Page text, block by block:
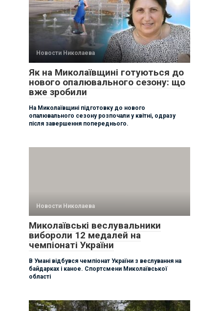
Новости Николаева
Як на Миколаївщині готуються до
нового опалювального сезону: що
вже зробили
На Миколаївщині підготовку до нового
опалювального сезону розпочали у квітні, одразу
після завершення попереднього.
Новости Николаева
Миколаївські веслувальники
вибороли 12 медалей на
чемпіонаті України
В Умані відбувся чемпіонат України з веслування на
байдарках і каное. Спортсмени Миколаївської
області